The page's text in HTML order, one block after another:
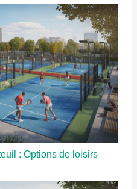
: Options de loisirs